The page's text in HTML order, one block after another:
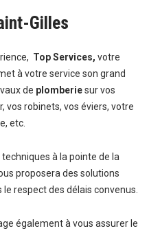
Gilles
Top Services, votre
à votre service son grand
de plomberiesur vos
vos robinets, vos éviers, votre
etc.
à la pointe de la
proposera des solutions
respect des délais convenus.
également à vous assurer le